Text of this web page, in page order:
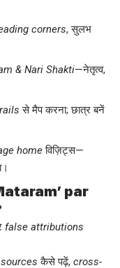
corners, सुलभ
& Nari Shakti—नेतृत्व,
से मैप करना; छात्र बनें
homeविज़िट्स—
par
false attributions
कैसे पढ़ें, cross-